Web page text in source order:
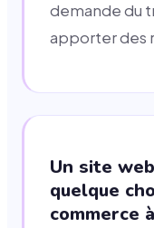
demande du
apporter des
Un site
quelque
commerce